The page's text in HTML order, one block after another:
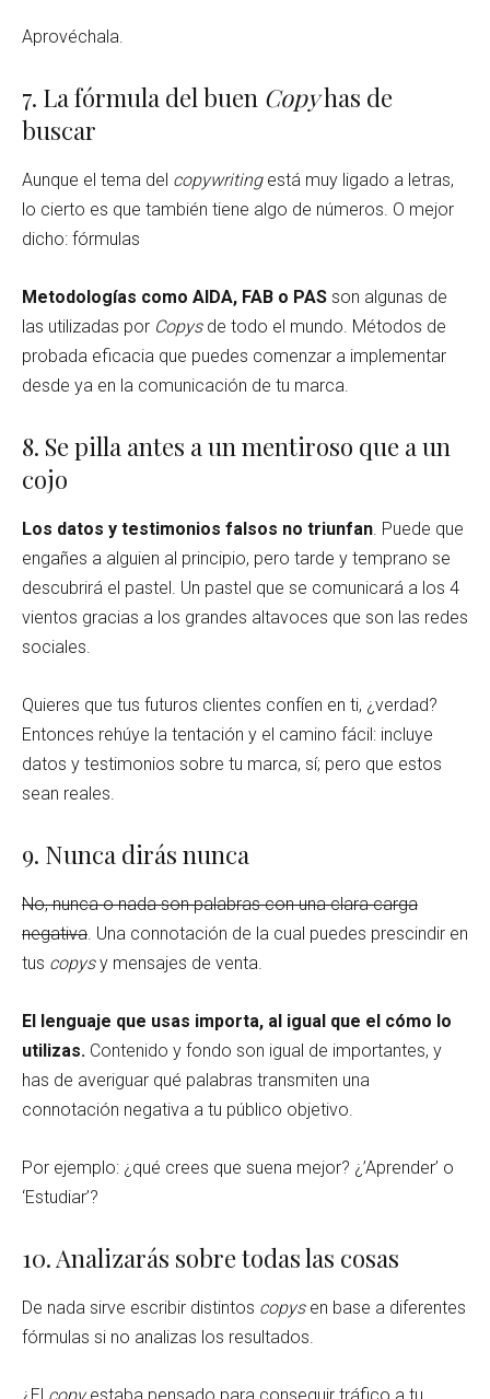
Aprovéchala.
7. La fórmula del buen Copyhas de
buscar
Aunque el tema del copywritingestá muy ligado a letras,
lo cierto es que también tiene algo de números. O mejor
dicho: fórmulas
Metodologías como AIDA, FAB o PAS son algunas de
las utilizadas por Copysde todo el mundo. Métodos de
probada eficacia que puedes comenzar a implementar
desde ya en la comunicación de tu marca.
8. Se pilla antes a un mentiroso que a un
cojo
Los datos y testimonios falsos no triunfan . Puede que
engañes a alguien al principio, pero tarde y temprano se
descubrirá el pastel. Un pastel que se comunicará a los 4
vientos gracias a los grandes altavoces que son las redes
sociales.
Quieres que tus futuros clientes confíen en ti, ¿verdad?
Entonces rehúye la tentación y el camino fácil: incluye
datos y testimonios sobre tu marca, sí; pero que estos
sean reales.
9. Nunca dirás nunca
No, nunca o nada son palabras con una clara carga
negativa . Una connotación de la cual puedes prescindir en
tus copysy mensajes de venta.
El lenguaje que usas importa, al igual que el cómo lo
utilizas. Contenido y fondo son igual de importantes, y
has de averiguar qué palabras transmiten una
connotación negativa a tu público objetivo.
Por ejemplo: ¿qué crees que suena mejor? ¿’Aprender’ o
‘Estudiar’?
10. Analizarás sobre todas las cosas
De nada sirve escribir distintos copysen base a diferentes
fórmulas si no analizas los resultados.
¿El copyestaba pensado para conseguir tráfico a tu